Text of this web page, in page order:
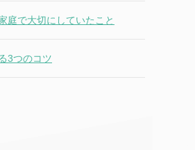
庭で大切にしていたこと
3つのコツ